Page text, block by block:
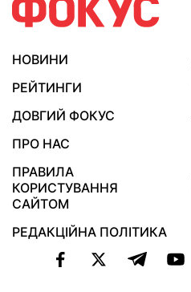
НОВИНИ
РЕЙТИНГИ
ДОВГИЙ ФОКУС
ПРО НАС
ПРАВИЛА
КОРИСТУВАННЯ
САЙТОМ
РЕДАКЦІЙНА ПОЛІТИКА